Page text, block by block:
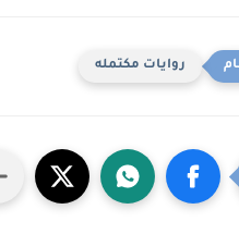
روايات مكتمله